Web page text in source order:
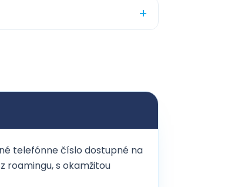
+
telefónne číslo dostupné na
roamingu, s okamžitou